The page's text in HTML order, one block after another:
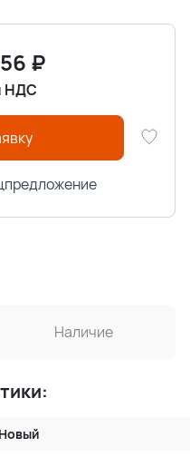
₽
НДС
Наличие
Новый